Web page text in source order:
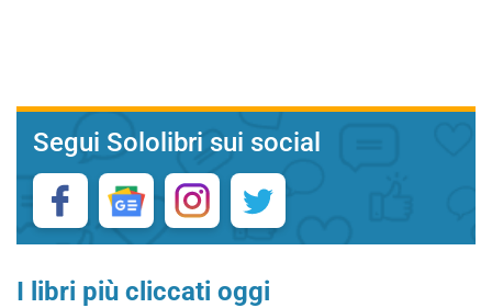
Segui Sololibri sui social
I libri più cliccati oggi